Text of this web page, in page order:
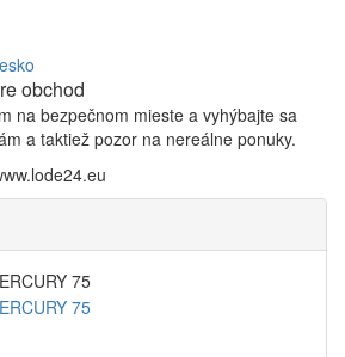
obchod
na bezpečnom mieste a vyhýbajte sa
a taktiež pozor na nereálne ponuky.